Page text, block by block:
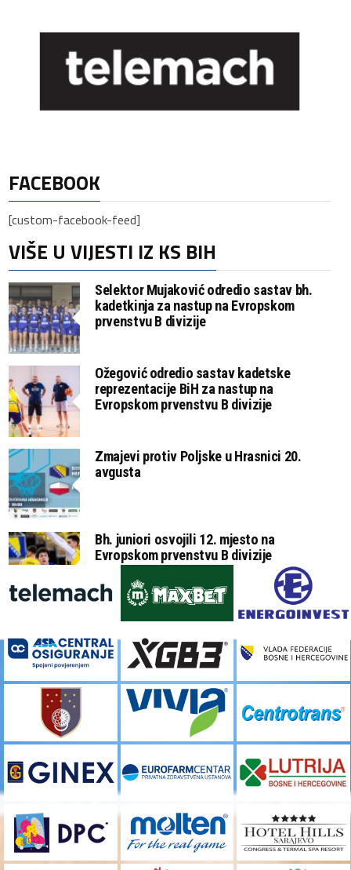
FACEBOOK
[custom-facebook-feed]
VIŠE U VIJESTI IZ KS BIH
Selektor Mujaković odredio sastav bh.
kadetkinja za nastup na Evropskom
prvenstvu B divizije
Ožegović odredio sastav kadetske
reprezentacije BiH za nastup na
Evropskom prvenstvu B divizije
Zmajevi protiv Poljske u Hrasnici 20.
avgusta
Bh. juniori osvojili 12. mjesto na
Evropskom prvenstvu B divizije